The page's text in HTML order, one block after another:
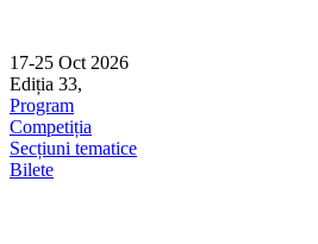
content
17-25 Oct 2026
Ediția 33,
Program
Competiția
Secțiuni tematice
Bilete